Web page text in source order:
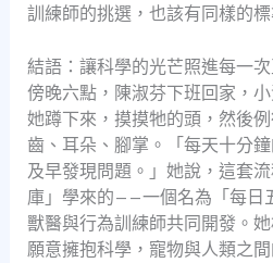
訓練師的挑選，也該有同樣的標
結語：讓科學的光芒照進每一
傍晚六點，陳淑芬下班回家，
她蹲下來，摸摸牠的頭，然後
齒、耳朵、腳掌。「每天十分
及早發現問題。」她說，這套
庫」學來的——一個名為「每日
獸醫與行為訓練師共同開發。
願意擁抱科學，寵物與人類之